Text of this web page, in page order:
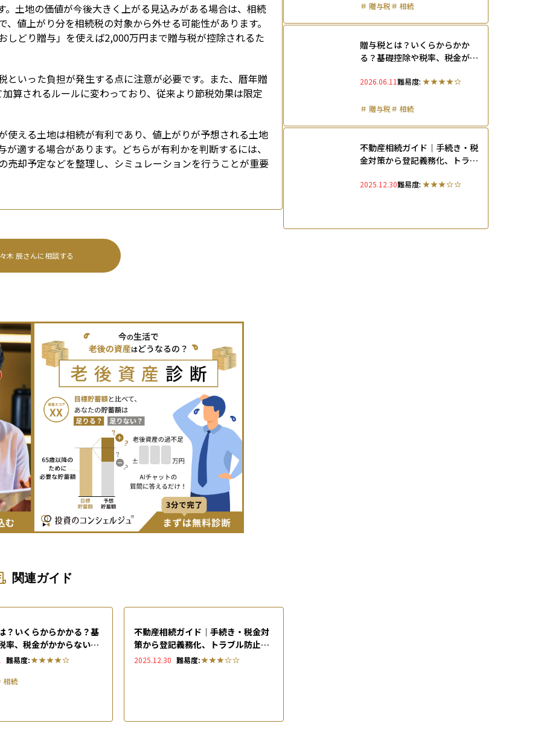
土地の価値が今後大きく上がる見込みがある場合は、相続
値上がり分を相続税の対象から外せる可能性があります。
しどり贈与」を使えば2,000万円まで贈与税が控除されるた
いった負担が発生する点に注意が必要です。また、暦年贈
算されるルールに変わっており、従来より節税効果は限定
える土地は相続が有利であり、値上がりが予想される土地
適する場合があります。どちらが有利かを判断するには、
売却予定などを整理し、シミュレーションを行うことが重要
木 辰さんに相談する
関連ガイド
？いくらからかかる？基
率、税金がかからない方
2026年版）
難易度:
相続
不動産相続ガイド｜手続き・税金対
策から登記義務化、トラブル防止ま
で徹底解説
2025.12.30 難易度:
＃ 贈与税＃相続
贈与税とは？いくらからかか
る？基礎控除や税率、税金がか
版）
2026.06.11難易度:
＃ 贈与税＃相続
不動産相続ガイド｜手続き・税
金対策から登記義務化、トラブ
2025.12.30難易度: